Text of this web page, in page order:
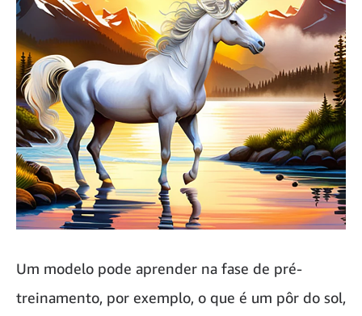
Um modelo pode aprender na fase de pré-
treinamento, por exemplo, o que é um pôr do sol,